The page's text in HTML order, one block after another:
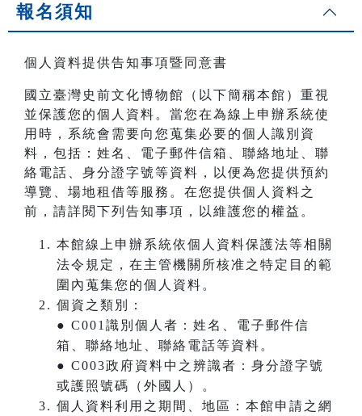
報名須知
個人資料提供告知事項暨同意書
國立臺灣史前文化博物館（以下簡稱本館）重視
並保護您的個人資料。當您在為線上申辦系統使
用時，系統會需要向您蒐集必要的個人識別資
料，包括：姓名、電子郵件信箱、聯絡地址、聯
絡電話、身分證字號等資料，以便為您提供預約
導覽、場地租借等服務。在您提供個人資料之
前，請詳閱下列告知事項，以維護您的權益。
本館線上申辦系統依個人資料保護法等相關
法令規定，在主管機關所核准之特定目的範
圍內蒐集您的個人資料。
個資之類別：
● C001識別個人者：姓名、電子郵件信
箱、聯絡地址、聯絡電話等資料。
● C003政府資料中之辨識者：身分證字號
或護照號碼（外國人）。
個人資料利用之期間、地區：本館申請之網